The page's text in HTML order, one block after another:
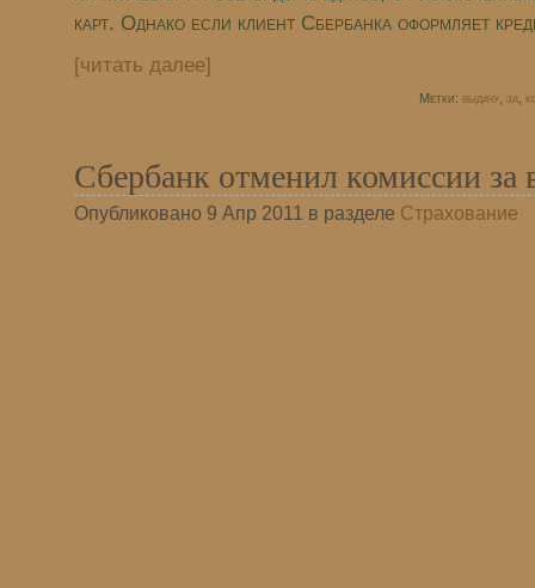
карт. Однако если клиент Сбербанка оформляет
[читать далее]
Метки: выдачу, за,
Сбербанк отменил комиссии за
Опубликовано 9 Апр 2011 в разделе Страхование